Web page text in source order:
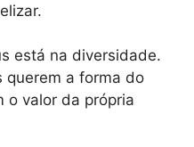
está na diversidade.
querem a forma do
o valor da própria